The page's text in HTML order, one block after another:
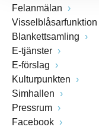
Felanmälan
Visselblåsarfunktion
Blankettsamling
E-tjänster
E-förslag
Kulturpunkten
Simhallen
Pressrum
Facebook